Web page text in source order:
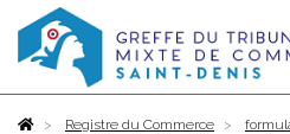
AccueilRegistre du Commerce